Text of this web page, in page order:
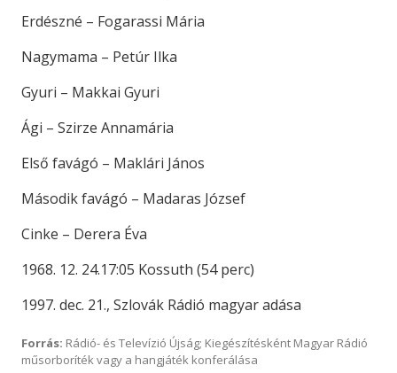
Erdészné – Fogarassi Mária
Nagymama – Petúr Ilka
Gyuri – Makkai Gyuri
Ági – Szirze Annamária
Első favágó – Maklári János
Második favágó – Madaras József
Cinke – Derera Éva
1968. 12. 24.17:05 Kossuth (54 perc)
1997. dec. 21., Szlovák Rádió magyar adása
Forrás: Rádió- és Televízió Újság; Kiegészítésként Magyar Rádió
műsorboríték vagy a hangjáték konferálása